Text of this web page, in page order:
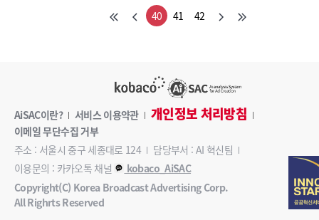
40 41 42
AiSAC이란? 서비스 이용약관 개인정보 처리방침
이메일 무단수집 거부
주소 : 서울시 중구 세종대로 124
담당부서 : AI 혁신팀
이용문의 : 카카오톡 채널
kobaco_AiSAC
Copyright(C) Korea Broadcast Advertising Corp.
All Righrts Reserved